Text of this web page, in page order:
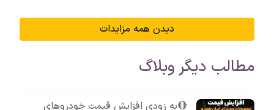
دیدن همه مزایدات
مطالب دیگر وبلاگ
🔴به زودی افزایش قیمت خودروهای